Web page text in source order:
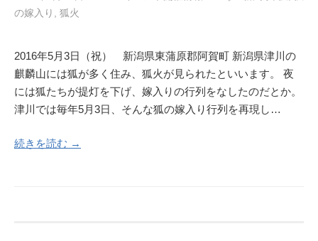
の嫁入り , 狐火
2016年5月3日（祝） 新潟県東蒲原郡阿賀町 新潟県津川の
麒麟山には狐が多く住み、狐火が見られたといいます。 夜
には狐たちが提灯を下げ、嫁入りの行列をなしたのだとか。
津川では毎年5月3日、そんな狐の嫁入り行列を再現し…
続きを読む →